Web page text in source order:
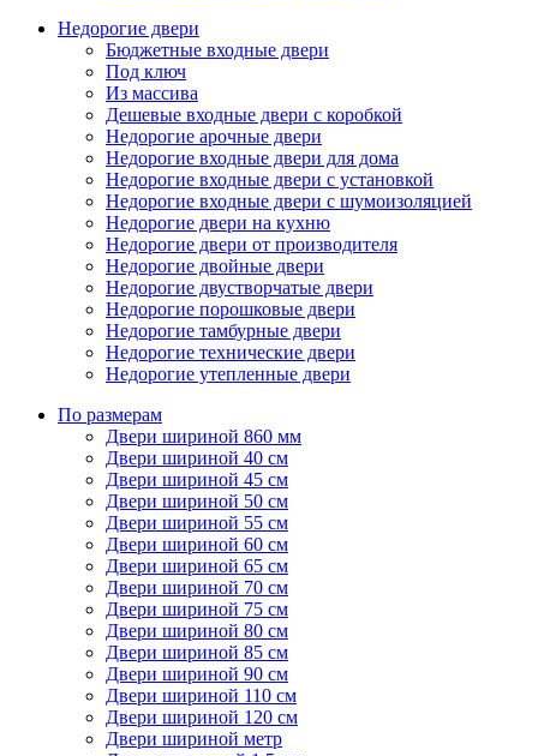
Недорогие двери
Бюджетные входные двери
Под ключ
Из массива
Дешевые входные двери с коробкой
Недорогие арочные двери
Недорогие входные двери для дома
Недорогие входные двери с установкой
Недорогие входные двери с шумоизоляцией
Недорогие двери на кухню
Недорогие двери от производителя
Недорогие двойные двери
Недорогие двустворчатые двери
Недорогие порошковые двери
Недорогие тамбурные двери
Недорогие технические двери
Недорогие утепленные двери
По размерам
Двери шириной 860 мм
Двери шириной 40 см
Двери шириной 45 см
Двери шириной 50 см
Двери шириной 55 см
Двери шириной 60 см
Двери шириной 65 см
Двери шириной 70 см
Двери шириной 75 см
Двери шириной 80 см
Двери шириной 85 см
Двери шириной 90 см
Двери шириной 110 см
Двери шириной 120 см
Двери шириной метр